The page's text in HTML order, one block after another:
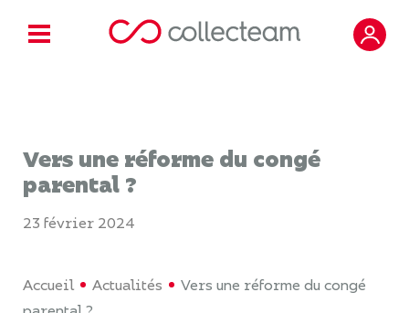
Vers une réforme du congé
parental ?
23 février 2024
Accueil Actualités
Vers une réforme du congé